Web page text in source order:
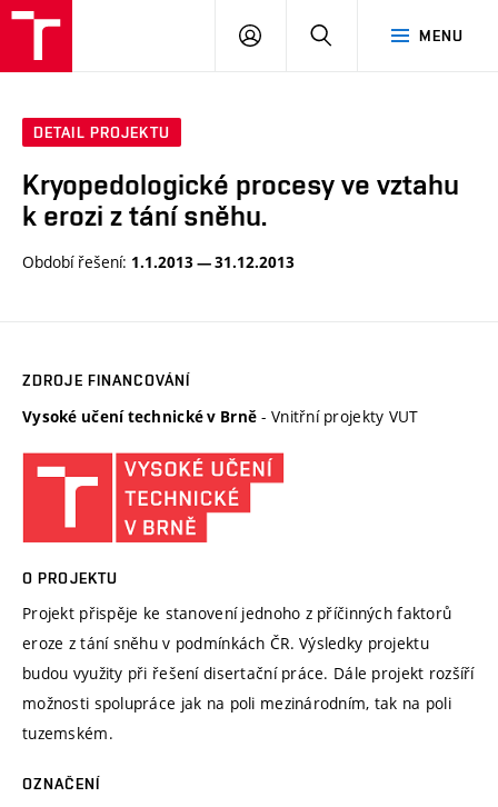
MENU
PŘIHLÁSIT
DETAIL PROJEKTU
Kryopedologické procesy ve vztahu
k erozi z tání sněhu.
Období řešení: 1.1.2013 — 31.12.2013
ZDROJE FINANCOVÁNÍ
Vysoké učení technické v Brně - Vnitřní projekty VUT
O PROJEKTU
Projekt přispěje ke stanovení jednoho z příčinných faktorů
eroze z tání sněhu v podmínkách ČR. Výsledky projektu
budou využity při řešení disertační práce. Dále projekt rozšíří
možnosti spolupráce jak na poli mezinárodním, tak na poli
tuzemském.
OZNAČENÍ